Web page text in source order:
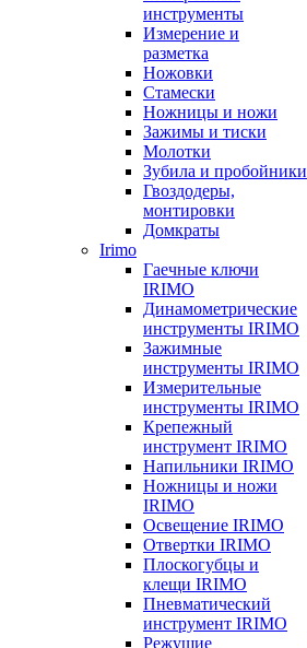
инструменты
Измерение и
разметка
Ножовки
Стамески
Ножницы и ножи
Зажимы и тиски
Молотки
Зубила и пробойники
Гвоздодеры,
монтировки
Домкраты
Irimo
Гаечные ключи
IRIMO
Динамометрические
инструменты IRIMO
Зажимные
инструменты IRIMO
Измерительные
инструменты IRIMO
Крепежный
инструмент IRIMO
Напильники IRIMO
Ножницы и ножи
IRIMO
Освещение IRIMO
Отвертки IRIMO
Плоскогубцы и
клещи IRIMO
Пневматический
инструмент IRIMO
Режущие